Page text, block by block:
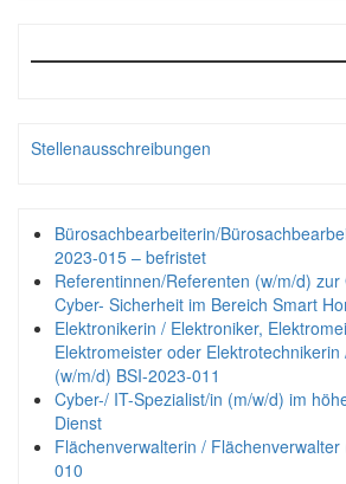
Stellenausschreibungen
Bürosachbearbeiterin/
2023-015 – befristet
Referentinnen/Referenten (w/m/d)
Cyber- Sicherheit im Bereich Smart
Elektronikerin / Elektroniker,
Elektromeister oder
(w/m/d) BSI-2023-011
Cyber-/ IT-Spezialist/in (m/w/d) im
Dienst
Flächenverwalterin /
010